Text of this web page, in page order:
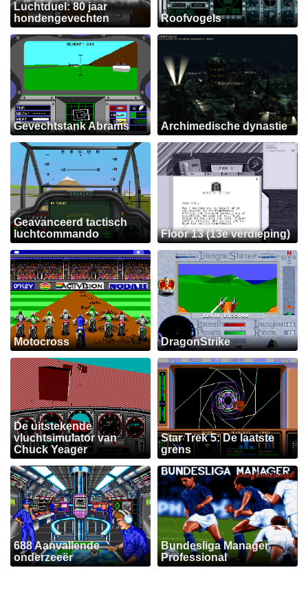
Luchtduel: 80 jaar
hondengevechten
Roofvogels
Gevechtstank Abrams Archimedische dynastie
Geavanceerd tactisch
luchtcommando
Floor 13 (13e verdieping)
Motocross DragonStrike
De uitstekende
vluchtsimulator van
Chuck Yeager
Star Trek 5: De laatste
grens
688 Aanvallende
onderzeeër
Bundesliga Manager
Professional